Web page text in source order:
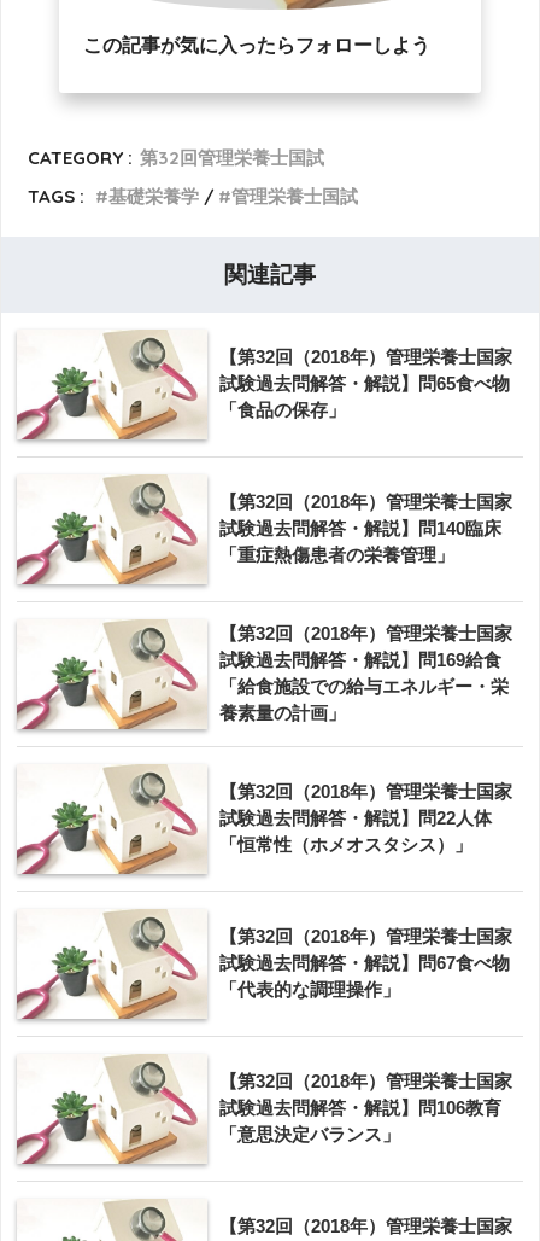
この記事が気に入ったらフォローしよう
CATEGORY : 第32回管理栄養士国試
TAGS :
基礎栄養学 管理栄養士国試
関連記事
【第32回（2018年）管理栄養士国家
試験過去問解答・解説】問65食べ物
「食品の保存」
【第32回（2018年）管理栄養士国家
試験過去問解答・解説】問140臨床
「重症熱傷患者の栄養管理」
【第32回（2018年）管理栄養士国家
試験過去問解答・解説】問169給食
「給食施設での給与エネルギー・栄
養素量の計画」
【第32回（2018年）管理栄養士国家
試験過去問解答・解説】問22人体
「恒常性（ホメオスタシス）」
【第32回（2018年）管理栄養士国家
試験過去問解答・解説】問67食べ物
「代表的な調理操作」
【第32回（2018年）管理栄養士国家
試験過去問解答・解説】問106教育
「意思決定バランス」
【第32回（2018年）管理栄養士国家